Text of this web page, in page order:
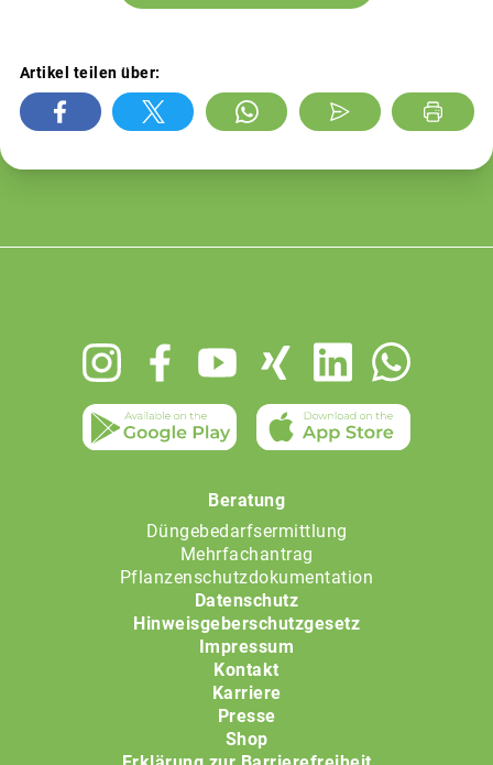
Artikel teilen über:
Beratung
Düngebedarfsermittlung
Mehrfachantrag
Pflanzenschutzdokumentation
Datenschutz
Hinweisgeberschutzgesetz
Impressum
Kontakt
Karriere
Presse
Shop